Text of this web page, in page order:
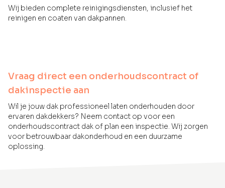
Wij bieden complete reinigingsdiensten, inclusief het
reinigen en coaten van dakpannen.
Vraag direct een onderhoudscontract of
dakinspectie aan
Wil je jouw dak professioneel laten onderhouden door
ervaren dakdekkers? Neem contact op voor een
onderhoudscontract dak of plan een inspectie. Wij zorgen
voor betrouwbaar dakonderhoud en een duurzame
oplossing.